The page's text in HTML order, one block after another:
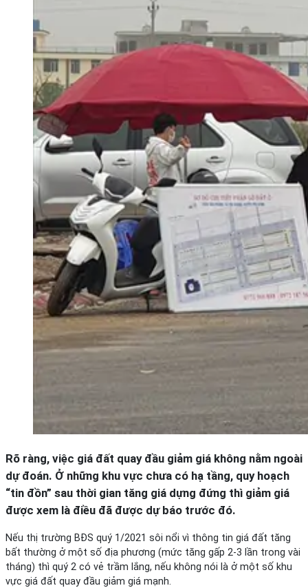
Rõ ràng, việc giá đất quay đầu giảm giá không nằm ngoài
dự đoán. Ở những khu vực chưa có hạ tầng, quy hoạch
“tin đồn” sau thời gian tăng giá dựng đứng thì giảm giá
được xem là điều đã được dự báo trước đó.
Nếu thị trường BĐS quý 1/2021 sôi nổi vì thông tin giá đất tăng
bất thường ở một số địa phương (mức tăng gấp 2-3 lần trong vài
tháng) thì quý 2 có vẻ trầm lắng, nếu không nói là ở một số khu
vực giá đất quay đầu giảm giá mạnh.